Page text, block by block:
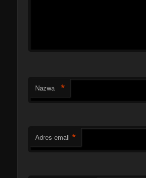
Nazwa *
Adres email *